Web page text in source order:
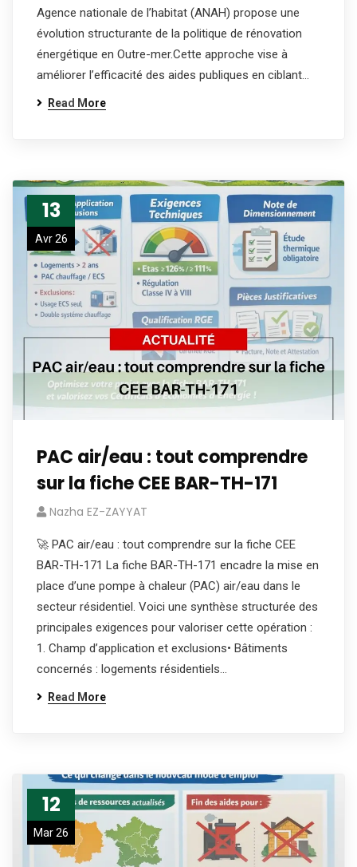
Agence nationale de l’habitat (ANAH) propose une
évolution structurante de la politique de rénovation
énergétique en Outre-mer.Cette approche vise à
améliorer l’efficacité des aides publiques en ciblant…
Read More
13
Avr 26
PAC air/eau : tout comprendre
sur la fiche CEE BAR-TH-171
Nazha EZ-ZAYYAT
🚀 PAC air/eau : tout comprendre sur la fiche CEE
BAR-TH-171 La fiche BAR-TH-171 encadre la mise en
place d’une pompe à chaleur (PAC) air/eau dans le
secteur résidentiel. Voici une synthèse structurée des
principales exigences pour valoriser cette opération :
1. Champ d’application et exclusions• Bâtiments
concernés : logements résidentiels…
Read More
12
Mar 26